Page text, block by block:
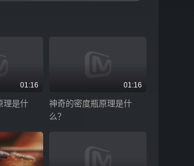
01:16
理是什
01:16
神奇的密度瓶原理是什
么？